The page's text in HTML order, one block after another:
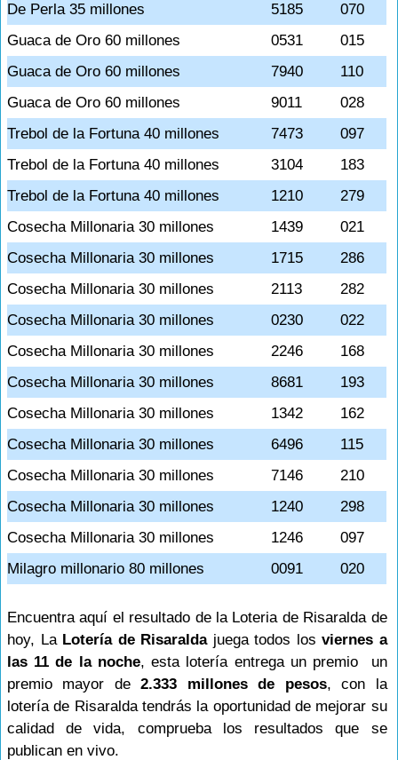
De Perla 35 millones
5185
070
Guaca de Oro 60 millones
0531
015
Guaca de Oro 60 millones
7940
110
Guaca de Oro 60 millones
9011
028
Trebol de la Fortuna 40 millones
7473
097
Trebol de la Fortuna 40 millones
3104
183
Trebol de la Fortuna 40 millones
1210
279
Cosecha Millonaria 30 millones
1439
021
Cosecha Millonaria 30 millones
1715
286
Cosecha Millonaria 30 millones
2113
282
Cosecha Millonaria 30 millones
0230
022
Cosecha Millonaria 30 millones
2246
168
Cosecha Millonaria 30 millones
8681
193
Cosecha Millonaria 30 millones
1342
162
Cosecha Millonaria 30 millones
6496
115
Cosecha Millonaria 30 millones
7146
210
Cosecha Millonaria 30 millones
1240
298
Cosecha Millonaria 30 millones
1246
097
Milagro millonario 80 millones
0091 020
Encuentra aquí el resultado de la Loteria de Risaralda de
hoy, La Lotería de Risaraldajuega todos losviernes a
las 11 de la noche, esta lotería entrega un premio un
premio mayor de2.333 millones de pesos, con la
lotería de Risaralda tendrás la oportunidad de mejorar su
calidad de vida, comprueba los resultados que se
publican en vivo.